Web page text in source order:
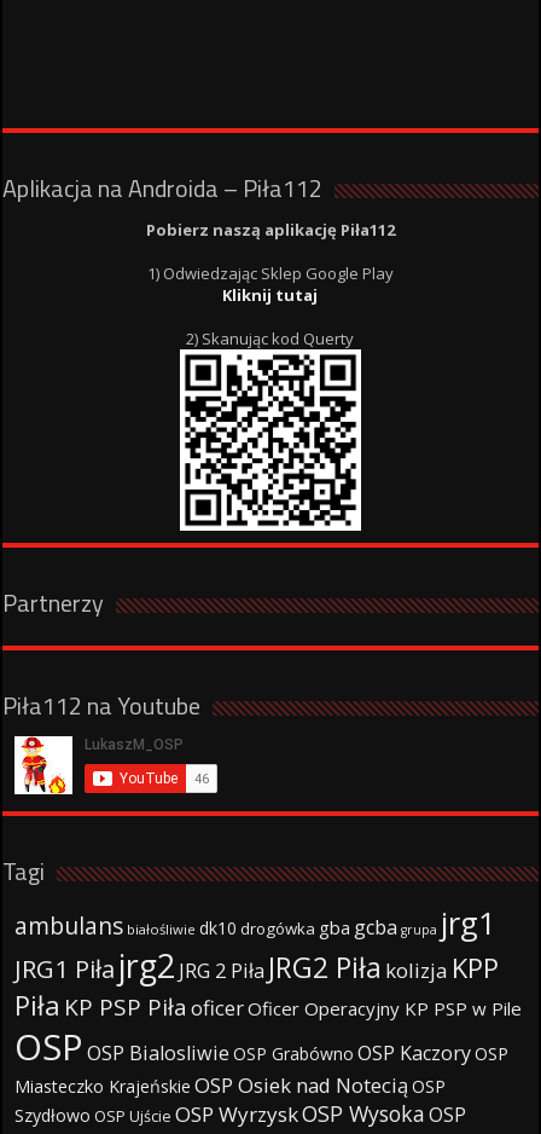
Aplikacja na Androida – Piła112
Pobierz naszą aplikację Piła112
1) Odwiedzając Sklep Google Play
Kliknij tutaj
2) Skanując kod Querty
Partnerzy
Piła112 na Youtube
Tagi
ambulans białośliwie dk10 drogówka gba gcba grupa jrg1
JRG1 Piła jrg2 JRG 2 Piła JRG2 Piła kolizja KPP
Piła KP PSP Piła oficerOficer Operacyjny KP PSP w Pile
OSP OSP Bialosliwie OSP Grabówno OSP KaczoryOSP
Miasteczko Krajeńskie OSP Osiek nad Notecią OSP
Szydłowo OSP Ujście OSP WyrzyskOSP WysokaOSP